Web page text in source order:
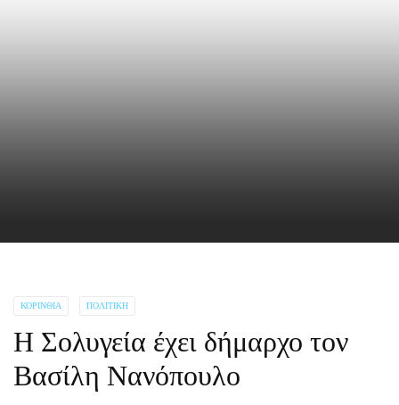
ΚΟΡΙΝΘΊΑ ΠΟΛΙΤΙΚΉ
Η Σολυγεία έχει δήμαρχο τον
Βασίλη Νανόπουλο